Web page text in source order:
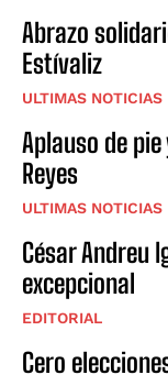
Abrazo
Estívaliz
ULTIMAS NOTICIAS
Aplauso de
Reyes
ULTIMAS NOTICIAS
César Andreu
excepcional
EDITORIAL
Cero